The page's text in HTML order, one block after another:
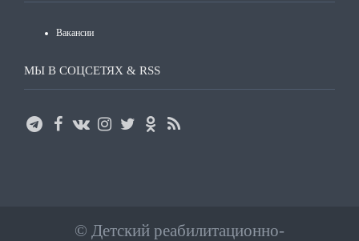
Вакансии
МЫ В СОЦСЕТЯХ & RSS
© Детский реабилитационно-